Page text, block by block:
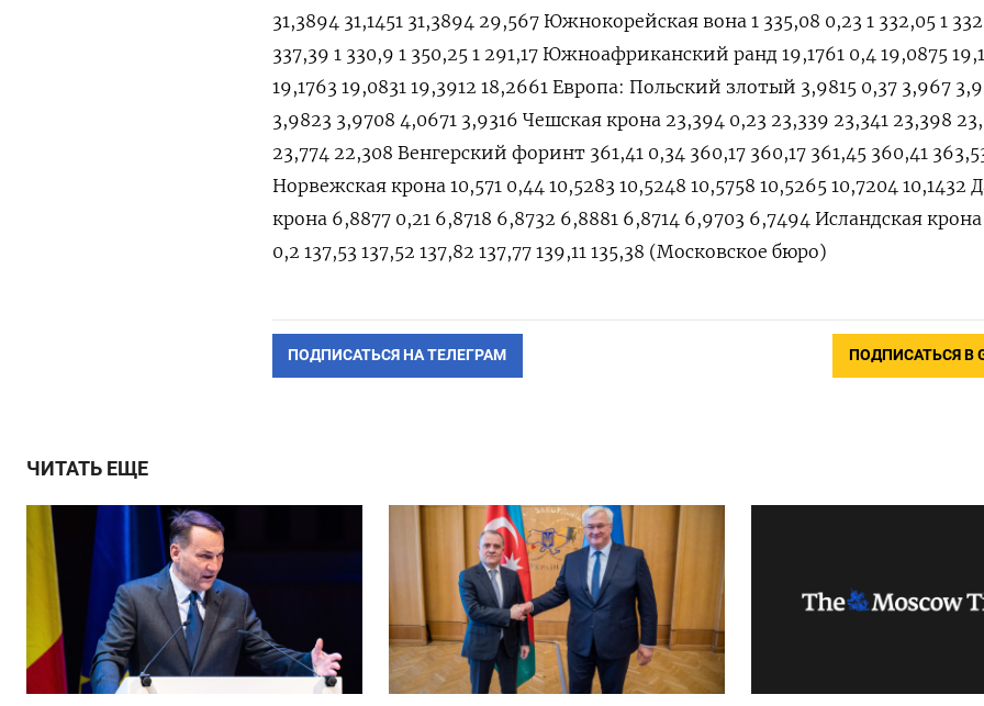
31,3894 31,1451 31,3894 29,567 Южнокорейская вона 1 335,08 0,23 1 332,05 1
337,39 1 330,9 1 350,25 1 291,17 Южноафриканский ранд 19,1761 0,4 19,0875
19,1763 19,0831 19,3912 18,2661 Европа: Польский злотый 3,9815 0,37 3,967
3,9823 3,9708 4,0671 3,9316 Чешская крона 23,394 0,23 23,339 23,341 23,398
23,774 22,308 Венгерский форинт 361,41 0,34 360,17 360,17 361,45 360,41
Норвежская крона 10,571 0,44 10,5283 10,5248 10,5758 10,5265 10,7204 10,1432
крона 6,8877 0,21 6,8718 6,8732 6,8881 6,8714 6,9703 6,7494 Исландская крона
0,2 137,53 137,52 137,82 137,77 139,11 135,38 (Московское бюро)
ПОДПИСАТЬСЯ НА ТЕЛЕГРАМ ПОДПИСАТЬСЯ В
ЧИТАТЬ ЕЩЕ